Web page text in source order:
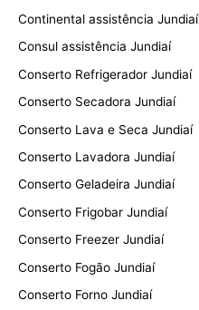
Continental assistência Jundiaí
Consul assistência Jundiaí
Conserto Refrigerador Jundiaí
Conserto Secadora Jundiaí
Conserto Lava e Seca Jundiaí
Conserto Lavadora Jundiaí
Conserto Geladeira Jundiaí
Conserto Frigobar Jundiaí
Conserto Freezer Jundiaí
Conserto Fogão Jundiaí
Conserto Forno Jundiaí